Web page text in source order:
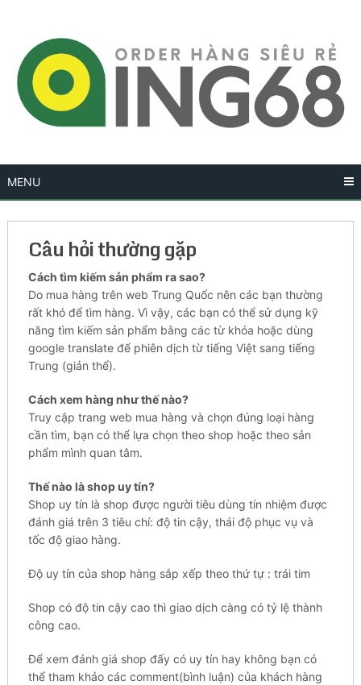
content
MENU
Câu hỏi thường gặp
Cách tìm kiếm sản phẩm ra sao?
Do mua hàng trên web Trung Quốc nên các bạn thường
rất khó để tìm hàng. Vì vậy, các bạn có thể sử dụng kỹ
năng tìm kiếm sản phẩm bằng các từ khóa hoặc dùng
google translate để phiên dịch từ tiếng Việt sang tiếng
Trung (giản thể).
Cách xem hàng như thế nào?
Truy cập trang web mua hàng và chọn đúng loại hàng
cần tìm, bạn có thể lựa chọn theo shop hoặc theo sản
phẩm mình quan tâm.
Thế nào là shop uy tín?
Shop uy tín là shop được người tiêu dùng tín nhiệm được
đánh giá trên 3 tiêu chí: độ tin cậy, thái độ phục vụ và
tốc độ giao hàng.
Độ uy tín của shop hàng sắp xếp theo thứ tự : trái tim
Shop có độ tin cậy cao thì giao dịch càng có tỷ lệ thành
công cao.
Để xem đánh giá shop đấy có uy tín hay không bạn có
thể tham khảo các comment(bình luận) của khách hàng